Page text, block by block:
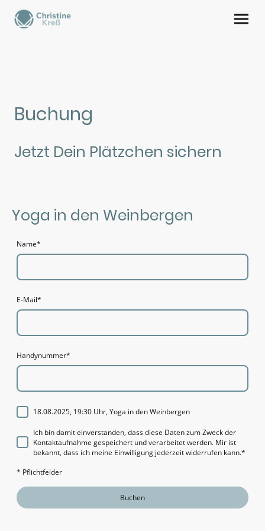
Buchung
Jetzt Dein Plätzchen sichern
Yoga in den Weinbergen
Name*
E-Mail*
Handynummer*
18.08.2025, 19:30 Uhr, Yoga in den Weinbergen
Ich bin damit einverstanden, dass diese Daten zum Zweck der
Kontaktaufnahme gespeichert und verarbeitet werden. Mir ist
bekannt, dass ich meine Einwilligung jederzeit widerrufen kann.*
* Pflichtfelder
Buchen